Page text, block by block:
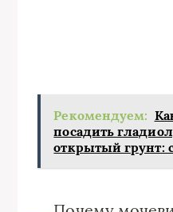
Рекомендуем:
посадить
открытый грунт: